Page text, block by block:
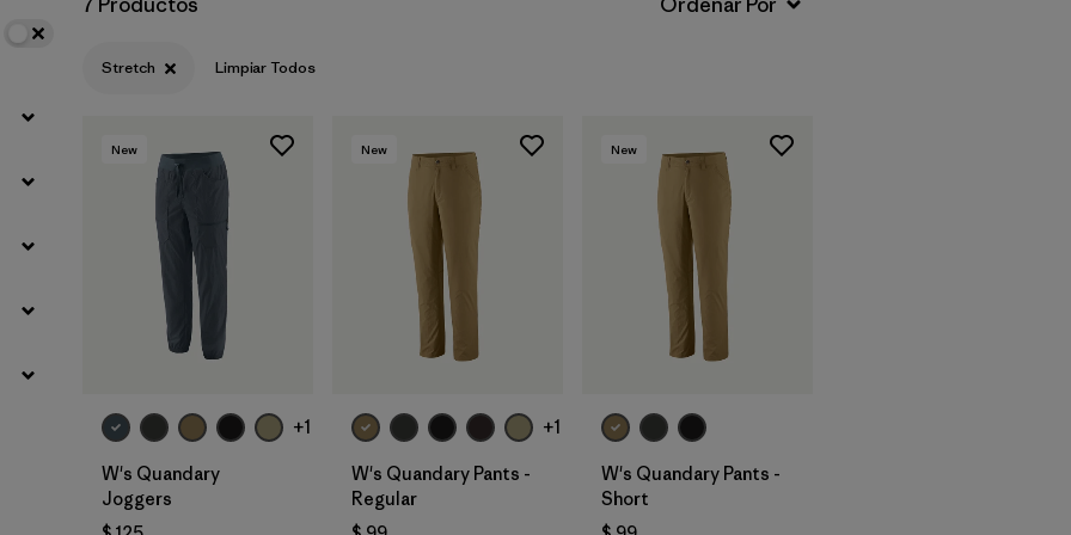
Stretch Limpiar Todos
New
+1
W's Quandary
Joggers
New
+1
W's Quandary Pants -
Regular
New
W's Quandary Pants -
Short